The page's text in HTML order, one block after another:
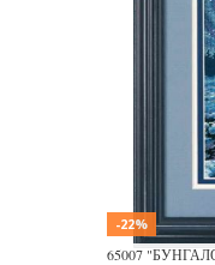
-22%
65007